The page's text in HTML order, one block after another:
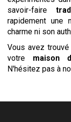
savoir-faire
rapidement une
charme ni son
Vous avez trouvé
votre maison
N'hésitez pas à